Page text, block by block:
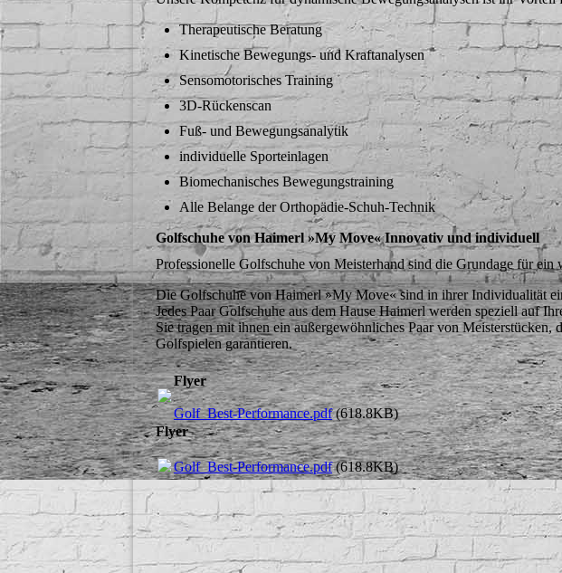
Therapeutische Beratung
Kinetische Bewegungs- und Kraftanalysen
Sensomotorisches Training
3D-Rückenscan
Fuß- und Bewegungsanalytik
individuelle Sporteinlagen
Biomechanisches Bewegungstraining
Alle Belange der Orthopädie-Schuh-Technik
Golfschuhe von Haimerl »My Move« Innovativ und individuell
Professionelle Golfschuhe von Meisterhand sind die Grundage für ein
Die Golfschuhe von Haimerl »My Move« sind in ihrer Individualität
Jedes Paar Golfschuhe aus dem Hause Haimerl werden speziell auf
Sie tragen mit ihnen ein außergewöhnliches Paar von Meisterstücken,
Golfspielen garantieren.
Flyer
Golf_Best-Performance.pdf(618.8KB)
Flyer
Golf_Best-Performance.pdf(618.8KB)